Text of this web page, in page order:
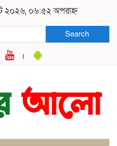
২০২৬, ০৬:৫২ অপরাহ্ন
Search